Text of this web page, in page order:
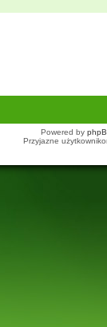
Powered by
Przyjazne